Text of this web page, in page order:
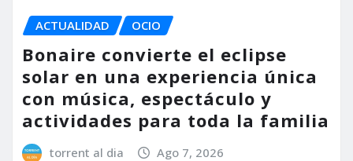
ACTUALIDAD OCIO
Bonaire convierte el eclipse
solar en una experiencia única
con música, espectáculo y
actividades para toda la familia
torrent al dia Ago 7, 2026